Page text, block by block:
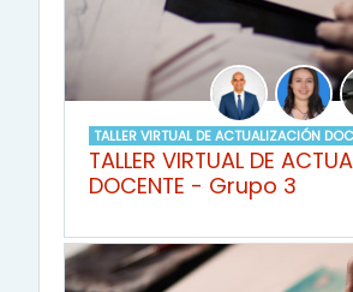
TALLER VIRTUAL DE ACTUALIZACIÓN
TALLER VIRTUAL DE
DOCENTE - Grupo 3